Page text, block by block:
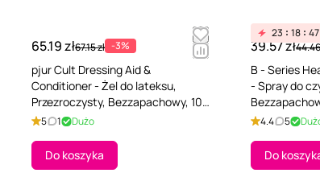
65.19 zł67.15 zł -3%
pjur Cult Dressing Aid &
Conditioner - Żel do lateksu,
Przezroczysty, Bezzapachowy, 100
ml5 1 Dużo
Do koszyka
23 18 47
39.57 zł
B - Series
- Spray do
4.4 5
Do